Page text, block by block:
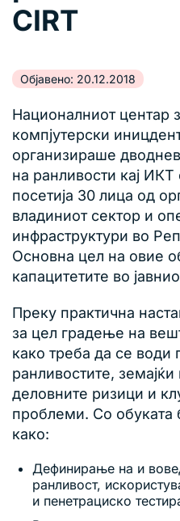
CIRT
Објавено: 20.12.2018
Националниот центар
компјутерски
организираше
на ранливости кај
посетија 30 лица од
владиниот сектор и
инфраструктури во
Основна цел на овие
капацитетите во
Преку практична
за цел градење на
како треба да се води
ранливостите,
деловните ризици и
проблеми. Со обуката
како:
Дефинирање на и
ранливост,
и пенетрациско